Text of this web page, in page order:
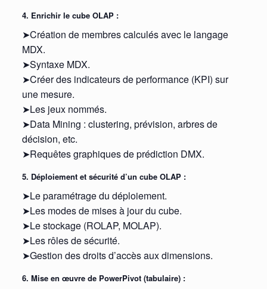
4. Enrichir le cube OLAP :
➤Création de membres calculés avec le langage
MDX.
➤Syntaxe MDX.
➤Créer des indicateurs de performance (KPI) sur
une mesure.
➤Les jeux nommés.
➤Data Mining : clustering, prévision, arbres de
décision, etc.
➤Requêtes graphiques de prédiction DMX.
5. Déploiement et sécurité d’un cube OLAP :
➤Le paramétrage du déploiement.
➤Les modes de mises à jour du cube.
➤Le stockage (ROLAP, MOLAP).
➤Les rôles de sécurité.
➤Gestion des droits d’accès aux dimensions.
6. Mise en œuvre de PowerPivot (tabulaire) :